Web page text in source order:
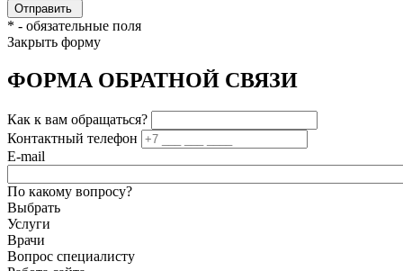
* - обязательные поля
Закрыть форму
ФОРМА ОБРАТНОЙ СВЯЗИ
Как к вам обращаться?
Контактный телефон
E-mail
По какому вопросу?
Выбрать
Услуги
Врачи
Вопрос специалисту